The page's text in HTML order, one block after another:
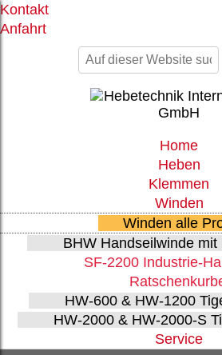
Kontakt
Anfahrt
Home
Heben
Klemmen
Winden
Winden alle
BHW Handseilwinde
SF-2200 Industrie-
HW-600 & HW-1200
HW-2000 & HW-2000-S
Service